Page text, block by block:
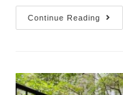
Continue Reading